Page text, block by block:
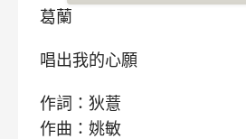
葛蘭
唱出我的心願
作詞：狄薏
作曲：姚敏